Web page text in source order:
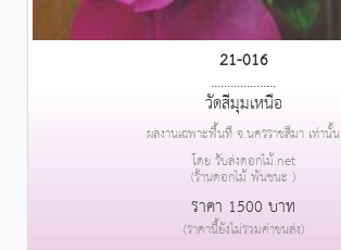
21-016
....................
วัดสีมุมเหนือ
ผลงานเฉพาะพื้นที่ จ.นครราชสีมา เท่านั้น
โดย รับส่งดอกไม้.net
(ร้านดอกไม้ พันชนะ )
ราคา 1500 บาท
(ราคานี้ยังไม่รวมค่าขนส่ง)